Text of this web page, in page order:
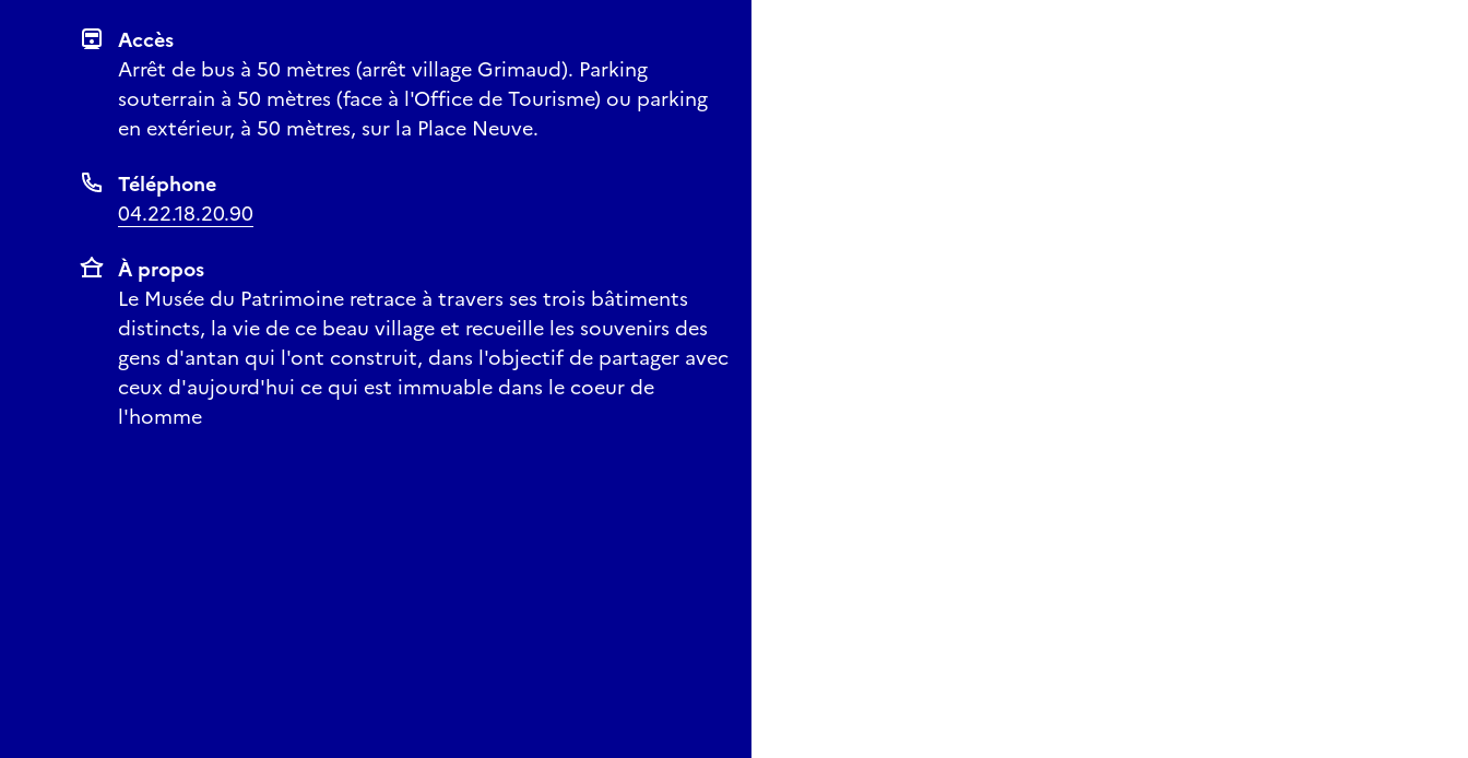
Accès
Arrêt de bus à 50 mètres (arrêt village Grimaud). Parking
souterrain à 50 mètres (face à l'Office de Tourisme) ou parking
en extérieur, à 50 mètres, sur la Place Neuve.
Téléphone
04.22.18.20.90
À propos
Le Musée du Patrimoine retrace à travers ses trois bâtiments
distincts, la vie de ce beau village et recueille les souvenirs des
gens d'antan qui l'ont construit, dans l'objectif de partager avec
ceux d'aujourd'hui ce qui est immuable dans le coeur de
l'homme